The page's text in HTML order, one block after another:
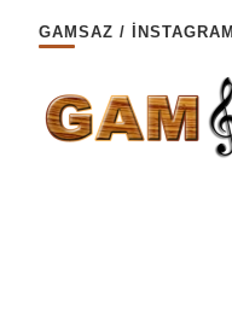
GAMSAZ / İNSTAGRAM